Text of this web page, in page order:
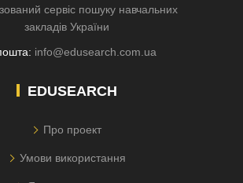
сервіс пошуку навчальних
закладів України
info@edusearch.com.ua
EDUSEARCH
Про проект
Умови використання